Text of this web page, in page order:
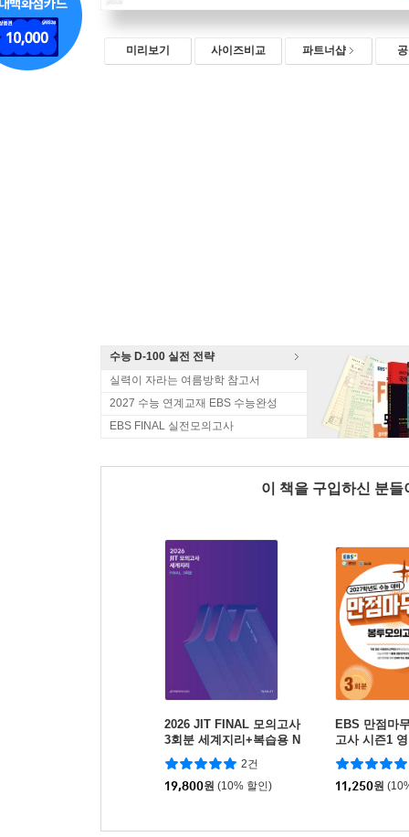
미리보기 사이즈비교 파트너샵
수능 D-100 실전 전략
실력이 자라는 여름방학 참고서
2027 수능 연계교재 EBS 수능완성
EBS FINAL 실전모의고사
이 책을 구입하신 분
2026 JIT FINAL 모의고사
3회분 세계지리+복습용 N
제 (2025년)
2건
19,800원 (10% 할인)
EBS 만점마
고사 시즌1
분 (2026년)
11,250원